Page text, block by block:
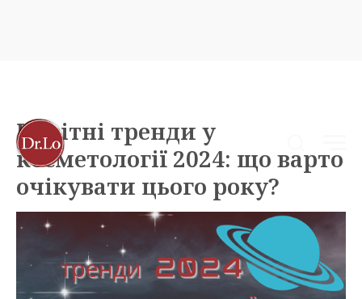
Новітні тренди у
косметології 2024: що варто
очікувати цього року?